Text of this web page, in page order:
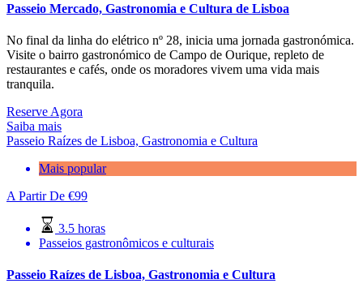
Passeio Mercado, Gastronomia e Cultura de Lisboa
No final da linha do elétrico nº 28, inicia uma jornada gastronómica.
Visite o bairro gastronómico de Campo de Ourique, repleto de
restaurantes e cafés, onde os moradores vivem uma vida mais
tranquila.
Reserve Agora
Saiba mais
Passeio Raízes de Lisboa, Gastronomia e Cultura
Mais popular
A Partir De €99
3.5 horas
Passeios gastronômicos e culturais
Passeio Raízes de Lisboa, Gastronomia e Cultura